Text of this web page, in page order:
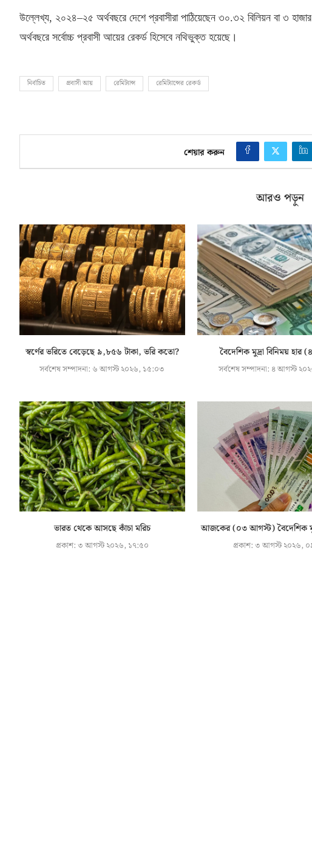
উল্লেখ্য, ২০২৪–২৫ অর্থবছরে দেশে প্রবাসীরা পাঠিয়েছেন ৩০.৩২ বিলিয়ন বা ৩
অর্থবছরে সর্বোচ্চ প্রবাসী আয়ের রেকর্ড হিসেবে নথিভুক্ত হয়েছে।
নির্বাচিত প্রবাসী আয় রেমিট্যান্স রেমিট্যান্সের রেকর্ড
শেয়ার করুন
আরও পড়ুন
স্বর্ণের ভরিতে বেড়েছে ৯,৮৫৬ টাকা, ভরি কতো?
সর্বশেষ সম্পাদনা: ৬ আগস্ট ২০২৬, ১৫:০৩
বৈদেশিক মুদ্রা বিনিময়
সর্বশেষ সম্পাদনা: ৪ আগস্ট
ভারত থেকে আসছে কাঁচা মরিচ
প্রকাশ:৩ আগস্ট ২০২৬, ১৭:৫০
আজকের (০৩ আগস্ট) বৈদেশিক
প্রকাশ:৩ আগস্ট ২০২৬,